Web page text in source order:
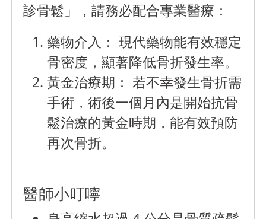
診骨鬆」，請務必配合專業醫療：
藥物介入 ： 現代藥物能有效穩定
骨密度，顯著降低骨折發生率。
黃金治療期 ： 若不幸發生骨折需
手術，術後一個月內是開始抗骨
鬆治療的黃金時期，能有效預防
再次骨折。
醫師小叮嚀